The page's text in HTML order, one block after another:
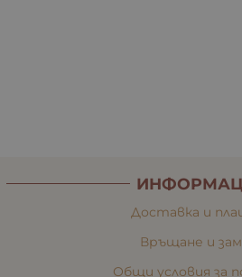
Доставка и
Връщане и
Общи условия за